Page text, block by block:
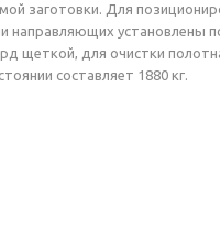
заготовки. Для
направляющих установлены
щеткой, для очистки
составляет 1880 кг.